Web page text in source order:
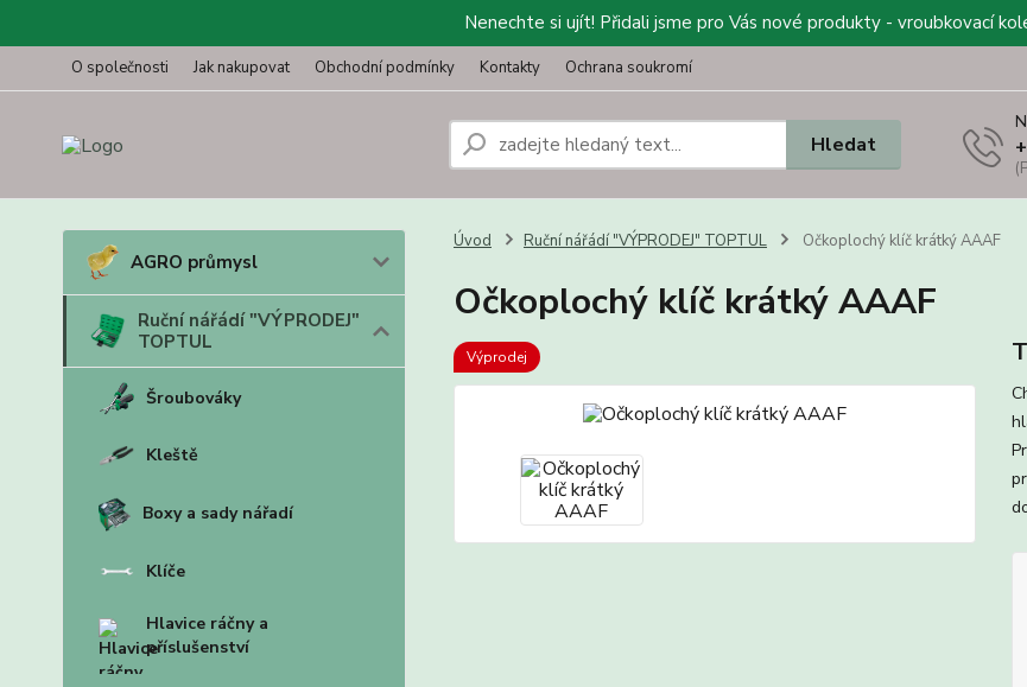
Nenechte si ujít! Přidali jsme pro Vás nové produkty - vroubkovací
O společnosti Jak nakupovat Obchodní podmínky Kontakty Ochrana soukromí
Hledat
AGRO průmysl
Ruční nářádí "VÝPRODEJ"
TOPTUL
Šroubováky
Kleště
Boxy a sady nářadí
Klíče
Hlavice ráčny a
příslušenství
Úvod Ruční nářádí "VÝPRODEJ" TOPTUL Očkoplochý klíč krátký AAAF
Očkoplochý klíč krátký AAAF
Výprodej